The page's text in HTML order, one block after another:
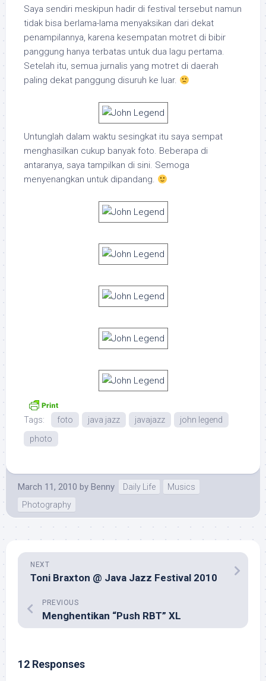
Saya sendiri meskipun hadir di festival tersebut namun
tidak bisa berlama-lama menyaksikan dari dekat
penampilannya, karena kesempatan motret di bibir
panggung hanya terbatas untuk dua lagu pertama.
Setelah itu, semua jurnalis yang motret di daerah
paling dekat panggung disuruh ke luar.
Untunglah dalam waktu sesingkat itu saya sempat
menghasilkan cukup banyak foto. Beberapa di
antaranya, saya tampilkan di sini. Semoga
menyenangkan untuk dipandang.
Tags: foto java jazz javajazz
john legend
photo
March 11, 2010 by Benny Daily Life
Musics
Photography
NEXT
Toni Braxton @ Java Jazz Festival 2010
PREVIOUS
Menghentikan “Push RBT” XL
12 Responses